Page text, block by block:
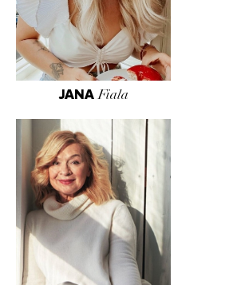
JANA Fiala